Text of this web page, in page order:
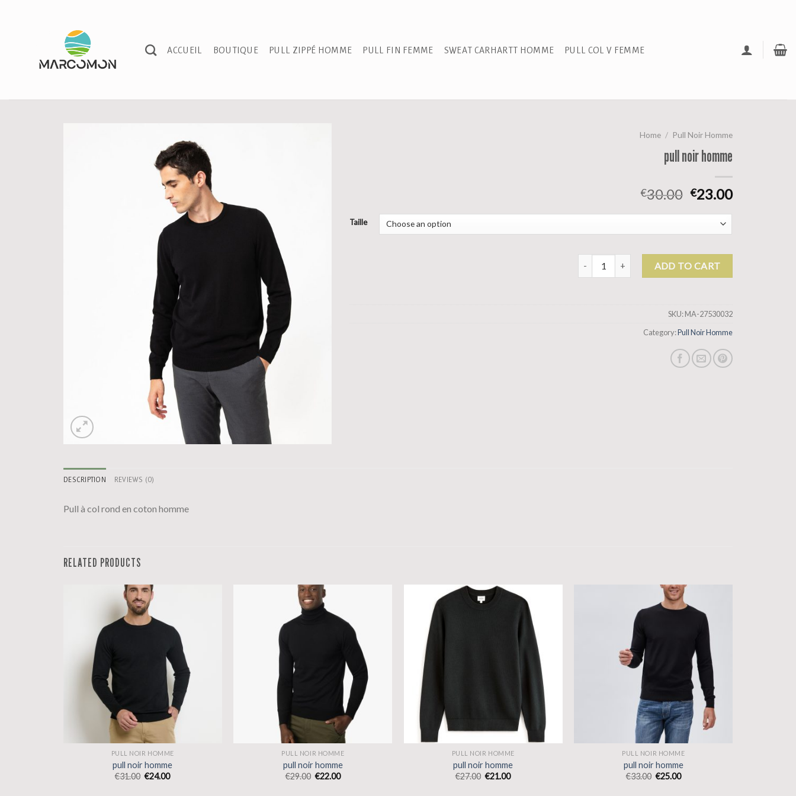
ACCUEIL
BOUTIQUE PULL ZIPPÉ HOMME PULL FIN FEMME SWEAT CARHARTT HOMME PULL COL V FEMME
Home / Pull Noir Homme
pull noir homme
€30.00 €23.00
Taille
pull noir homme quantityADD TO CART
SKU:MA-27530032
Category:Pull Noir Homme
DESCRIPTION REVIEWS (0)
Pull à col rond en coton homme
RELATED PRODUCTS
PULL NOIR HOMME
pull noir homme
€31.00 €24.00
PULL NOIR HOMME
pull noir homme
€29.00 €22.00
PULL NOIR HOMME
pull noir homme
€27.00 €21.00
PULL NOIR HOMME
pull noir homme
€33.00 €25.00